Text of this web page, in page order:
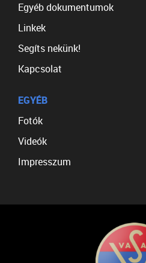
Egyéb dokumentumok
Linkek
Segíts nekünk!
Kapcsolat
EGYÉB
Fotók
Videók
Impresszum